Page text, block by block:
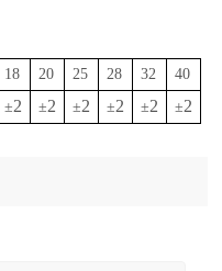
18 20 25 28 32
40
±2 ±2 ±2 ±2 ±2 ±2